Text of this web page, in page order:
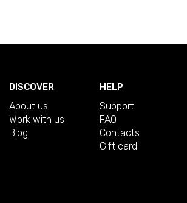
DISCOVER
About us
Work with us
Blog
HELP
Support
FAQ
Contacts
Gift card